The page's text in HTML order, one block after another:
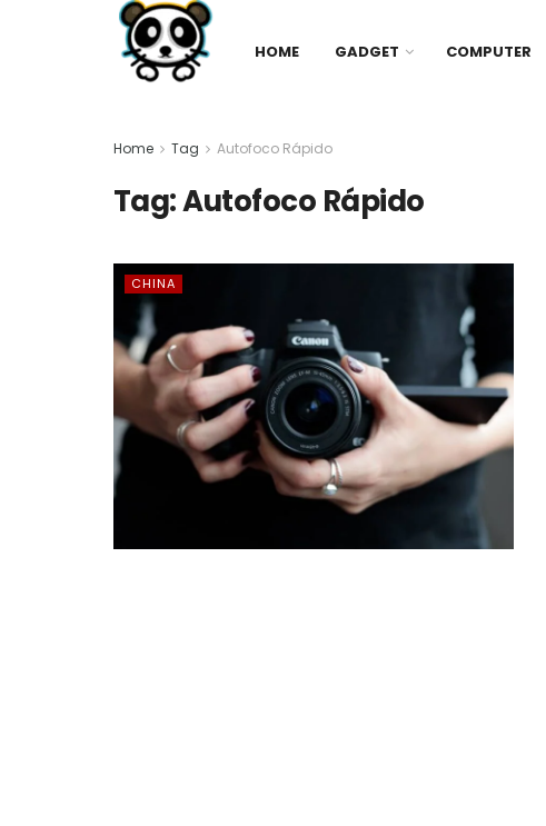
HOME GADGET COMPUTER
Home Tag Autofoco Rápido
Tag:Autofoco Rápido
CHINA